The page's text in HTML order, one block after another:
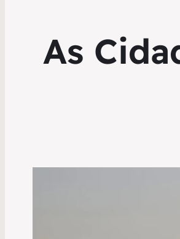
As